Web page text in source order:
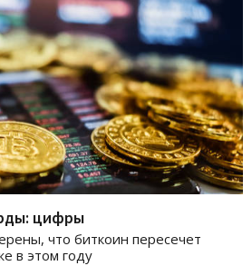
цифры
что биткоин пересечет
в этом году